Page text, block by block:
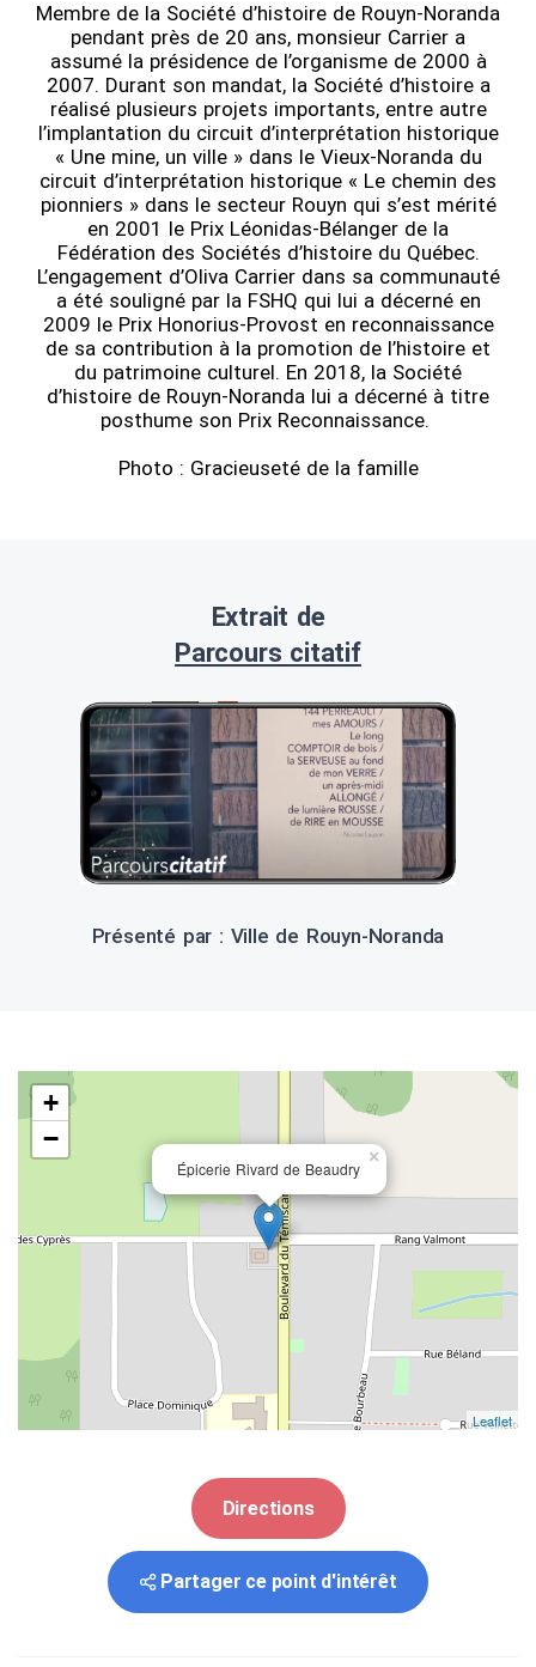
Membre de la Société d’histoire de Rouyn-Noranda
pendant près de 20 ans, monsieur Carrier a
assumé la présidence de l’organisme de 2000 à
2007. Durant son mandat, la Société d’histoire a
réalisé plusieurs projets importants, entre autre
l’implantation du circuit d’interprétation historique
« Une mine, un ville » dans le Vieux-Noranda du
circuit d’interprétation historique « Le chemin des
pionniers » dans le secteur Rouyn qui s’est mérité
en 2001 le Prix Léonidas-Bélanger de la
Fédération des Sociétés d’histoire du Québec.
L’engagement d’Oliva Carrier dans sa communauté
a été souligné par la FSHQ qui lui a décerné en
2009 le Prix Honorius-Provost en reconnaissance
de sa contribution à la promotion de l’histoire et
du patrimoine culturel. En 2018, la Société
d’histoire de Rouyn-Noranda lui a décerné à titre
posthume son Prix Reconnaissance.
Photo : Gracieuseté de la famille
Extrait de
Parcours citatif
Présenté par : Ville de Rouyn-Noranda
Épicerie Rivard de Beaudry
×
+
−
Leaflet
Directions
Partager ce point d'intérêt